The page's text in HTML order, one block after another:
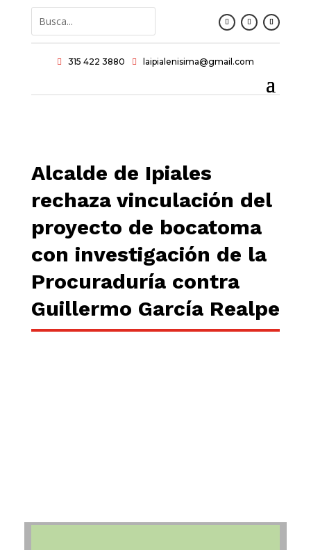
 315 422 3880  laipialenisima@gmail.com
Alcalde de Ipiales
rechaza vinculación del
proyecto de bocatoma
con investigación de la
Procuraduría contra
Guillermo García Realpe